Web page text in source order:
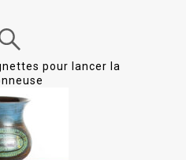
pour lancer la